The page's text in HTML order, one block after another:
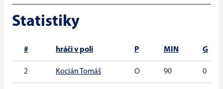
Statistiky
# hráči v poli P MIN G
2 Kocián Tomáš O 90 0